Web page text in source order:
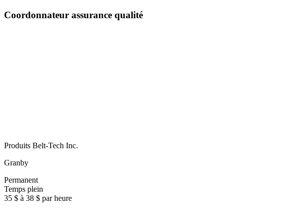
Coordonnateur assurance qualité
Produits Belt-Tech Inc.
Granby
Permanent
Temps plein
35 $ à 38 $ par heure